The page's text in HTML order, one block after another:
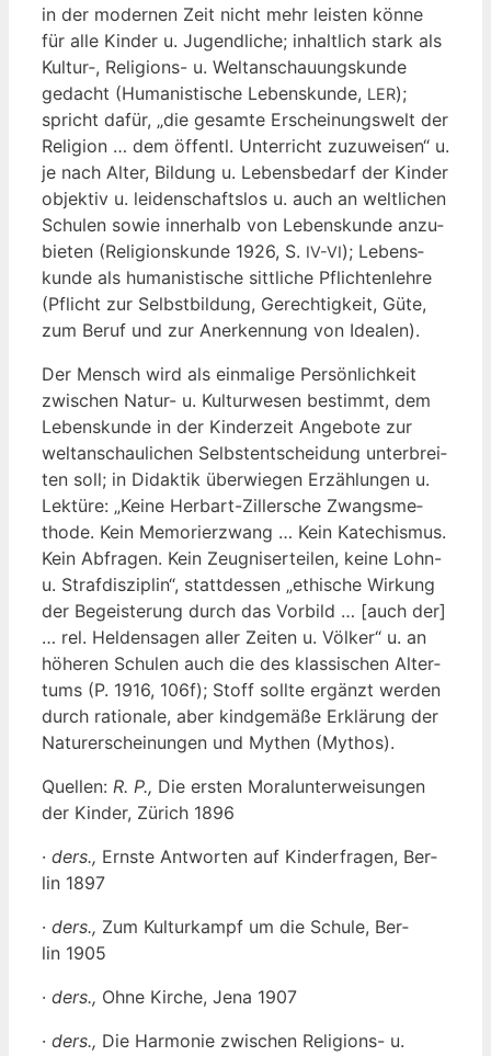
in der moder­nen Zeit nicht mehr leis­ten kön­ne
für alle Kin­der u. Jugend­li­che; inhalt­lich stark als
Kultur‑, Reli­gi­ons- u. Welt­an­schau­ungs­kun­de
gedacht (Huma­nis­ti­sche Lebens­kun­de, LER);
spricht dafür, „die gesam­te Erschei­nungs­welt der
Reli­gi­on … dem öffentl. Unter­richt zuzu­wei­sen“ u.
je nach Alter, Bil­dung u. Lebens­be­darf der Kin­der
objek­tiv u. lei­den­schafts­los u. auch an welt­li­chen
Schu­len sowie inner­halb von Lebens­kun­de anzu­
bie­ten (Reli­gi­ons­kun­de 1926, S. IV-VI); Lebens­
kun­de als huma­nis­ti­sche sitt­li­che Pflich­ten­leh­re
(Pflicht zur Selbst­bil­dung, Gerech­tig­keit, Güte,
zum Beruf und zur Aner­ken­nung von Idealen).
Der Mensch wird als ein­ma­li­ge Per­sön­lich­keit
zwi­schen Natur- u. Kul­tur­we­sen bestimmt, dem
Lebens­kun­de in der Kin­der­zeit Ange­bo­te zur
welt­an­schau­li­chen Selbst­ent­schei­dung unter­brei­
ten soll; in Didak­tik über­wie­gen Erzäh­lun­gen u.
Lek­tü­re: „Kei­ne Her­bart-Zil­ler­sche Zwangs­me­
tho­de. Kein Memo­rier­zwang … Kein Kate­chis­mus.
Kein Abfra­gen. Kein Zeug­nis­er­tei­len, kei­ne Lohn-
u. Straf­dis­zi­plin“, statt­des­sen „ethi­sche Wir­kung
der Begeis­te­rung durch das Vor­bild … [auch der]
… rel. Hel­den­sa­gen aller Zei­ten u. Völ­ker“ u. an
höhe­ren Schu­len auch die des klas­si­schen Alter­
tums (P. 1916, 106f); Stoff soll­te ergänzt wer­den
durch ratio­na­le, aber kind­ge­mä­ße Erklä­rung der
Natur­er­schei­nun­gen und Mythen (Mythos).
Quel­len: R. P., Die ers­ten Moral­un­ter­wei­sun­gen
der Kin­der, Zürich 1896
· ders., Erns­te Ant­wor­ten auf Kin­der­fra­gen, Ber­
lin 1897
· ders., Zum Kul­tur­kampf um die Schu­le, Ber­
lin 1905
· ders., Ohne Kir­che, Jena 1907
· ders., Die Har­mo­nie zwi­schen Reli­gi­ons- u.